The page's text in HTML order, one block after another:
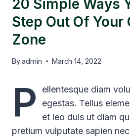
20 Simple Ways
Step Out Of
Zone
Byadmin March 14, 2022
P
ellentesque diam
egestas. Tellus
et leo duis ut diam
pretium vulputate sapien